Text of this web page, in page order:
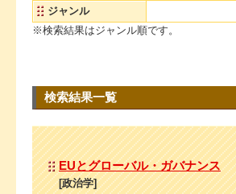
ジャンル
※検索結果はジャンル順です。
検索結果一覧
EUとグローバル・ガバナンス
[政治学]